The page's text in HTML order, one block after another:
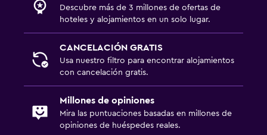
Descubre más de 3 millones de ofertas de
hoteles y alojamientos en un solo lugar.
CANCELACIÓN GRATIS
Usa nuestro filtro para encontrar alojamientos
con cancelación gratis.
Millones de opiniones
Mira las puntuaciones basadas en millones de
opiniones de huéspedes reales.